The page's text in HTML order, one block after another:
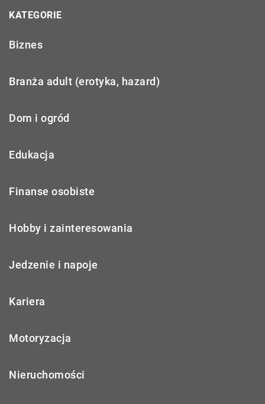
KATEGORIE
Biznes
Branża adult (erotyka, hazard)
Dom i ogród
Edukacja
Finanse osobiste
Hobby i zainteresowania
Jedzenie i napoje
Kariera
Motoryzacja
Nieruchomości